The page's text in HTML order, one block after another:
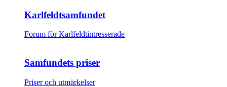
Karlfeldtsamfundet
Forum för Karlfeldtintresserade
Samfundets priser
Priser och utmärkelser